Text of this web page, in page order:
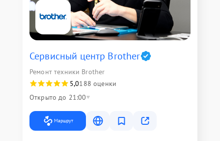
Сервисный центр Brother
Ремонт техники Brother
5,0188 оценки
Открыто до 21:00
Маршрут